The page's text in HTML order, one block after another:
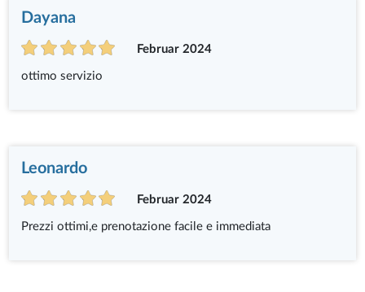
Dayana
Februar 2024
ottimo servizio
Leonardo
Februar 2024
Prezzi ottimi,e prenotazione facile e immediata